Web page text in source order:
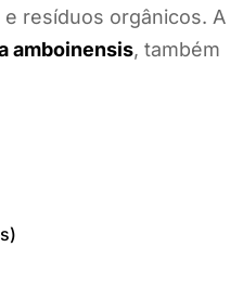
resíduos orgânicos. A
amboinensis, também